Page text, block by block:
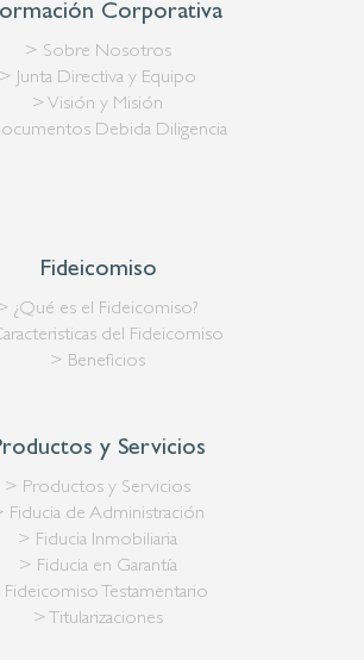
Corporativa
> Sobre Nosotros
> Junta Directiva y Equipo
> Visión y Misión
Debida Diligencia
Fideicomiso
¿Qué es el Fideicomiso?
del Fideicomiso
> Beneficios
y Servicios
> Productos y Servicios
Fiducia de Administración
> Fiducia Inmobiliaria
> Fiducia en Garantía
Testamentario
> Titularizaciones